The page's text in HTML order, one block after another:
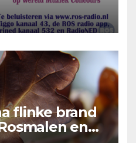
flinke brand
en